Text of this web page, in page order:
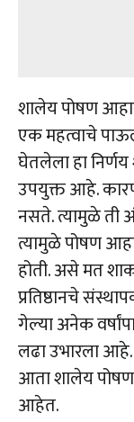
शालेय पोषण
एक महत्वाचे
घेतलेला हा निर्णय
उपयुक्त आहे.
नसते. त्यामुळे ती
त्यामुळे पोषण
होती. असे मत
प्रतिष्ठानचे
गेल्या अनेक
लढा उभारला
आता शालेय
आहेत.